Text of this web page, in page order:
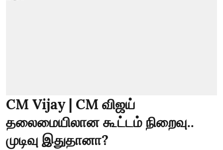
CM Vijay | CM விஜய்
தலைமையிலான கூட்டம் நிறைவு..
முடிவு இதுதானா?